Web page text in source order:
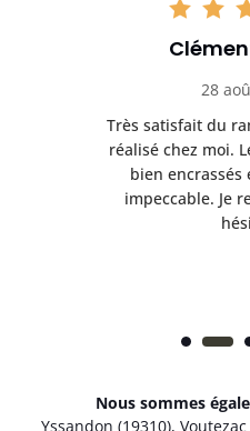
28
Très satisfait du
réalisé chez moi.
bien
impeccable. Je
Nous sommes
Yssandon (19310),